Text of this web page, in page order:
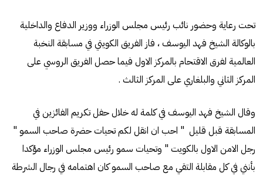
تحت رعاية وحضور نائب رئيس مجلس الوزراء ووزير الدفاع والداخلية
بالوكالة الشيخ فهد اليوسف ، فاز الفريق الكويتي في مسابقة النخبة
العالمية لفرق الاقتحام بالمركز الاول فيما حصل الفريق الروسي على
المركز الثاني والبلغاري على المركز الثالث .
وقال الشيخ فهد اليوسف في كلمة له خلال حفل تكريم الفائزين في
المسابقة قبل قليل " احب ان انقل لكم تحيات حضرة صاحب السمو "
رجل الامن الاول بالكويت " وتحيات سمو رئيس مجلس الوزراء مؤكدا
بأنني في كل مقابلة التقي مع صاحب السمو كان اهتمامه في رجال الشرطة